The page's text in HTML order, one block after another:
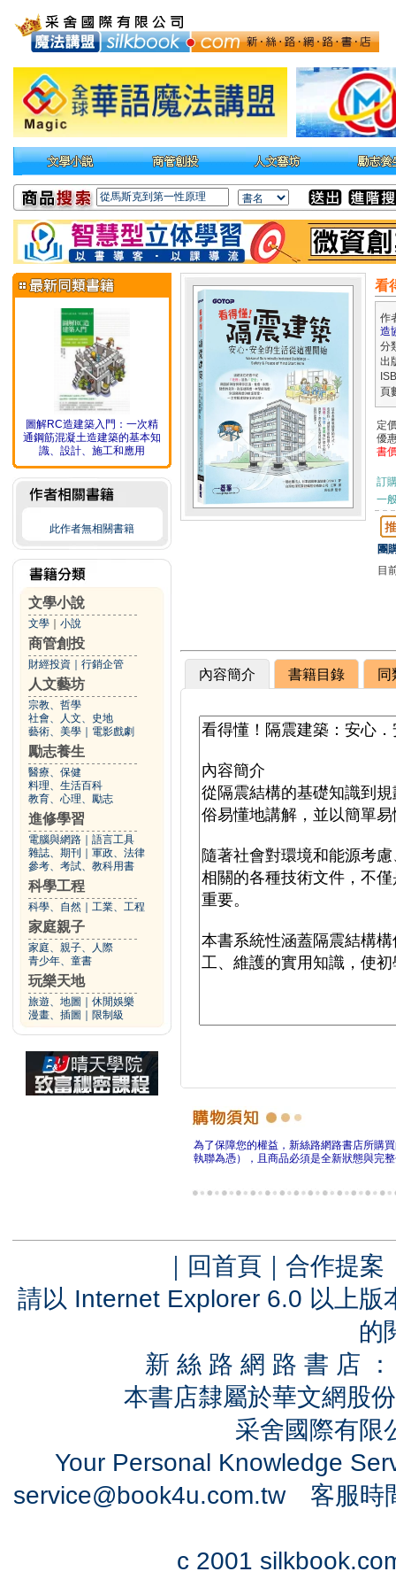
圖解RC造建築入門：一次精
通鋼筋混凝土造建築的基本知
識、設計、施工和應用
此作者無相關書籍
文學小說
文學 小說
商管創投
財經投資 行銷企管
人文藝坊
宗教、哲學
社會、人文、史地
藝術、美學
電影戲劇
勵志養生
醫療、保健
料理、生活百科
教育、心理、勵志
進修學習
電腦與網路
語言工具
雜誌、期刊
軍政、法律
參考、考試、教科用書
科學工程
科學、自然 工業、工程
家庭親子
家庭、親子、人際
青少年、童書
玩樂天地
旅遊、地圖
休閒娛樂
漫畫、插圖
限制級
看
作
造
分
出
頁
定
優
書
訂
一
團
目
內容簡介 書籍目錄 同
為了保障您的權益，新絲路網路書店所購
執聯為憑），且商品必須是全新狀態與完
｜ 回首頁 ｜ 合作提案
請以 Internet Explorer 6.0 以上
的
新 絲 路 網 路 書 店
本書店隸屬於華文網股
采舍國際有
Your Personal Knowledge
service@book4u.com.tw客服時
c 2001